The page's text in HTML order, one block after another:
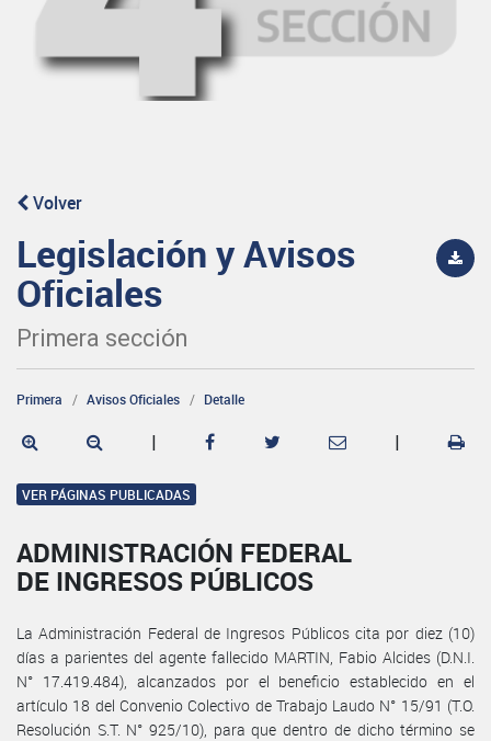
Volver
Legislación y Avisos
Oficiales
Primera sección
Primera Avisos Oficiales Detalle
| |
VER PÁGINAS PUBLICADAS
ADMINISTRACIÓN FEDERAL
DE INGRESOS PÚBLICOS
La Administración Federal de Ingresos Públicos cita por diez (10)
días a parientes del agente fallecido MARTIN, Fabio Alcides (D.N.I.
N° 17.419.484), alcanzados por el beneficio establecido en el
artículo 18 del Convenio Colectivo de Trabajo Laudo N° 15/91 (T.O.
Resolución S.T. N° 925/10), para que dentro de dicho término se